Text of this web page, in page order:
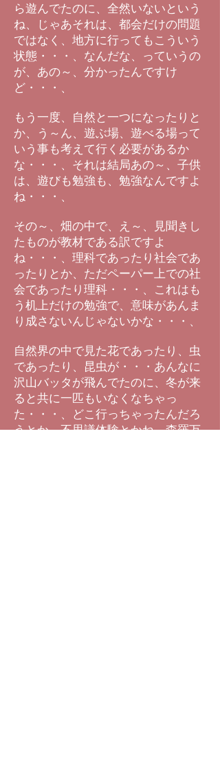
ら遊んでたのに、全然いないという
ね、じゃあそれは、都会だけの問題
ではなく、地方に行ってもこういう
状態・・・、なんだな、っていうの
が、あの～、分かったんですけ
ど・・・、
もう一度、自然と一つになったりと
か、う～ん、遊ぶ場、遊べる場って
いう事も考えて行く必要があるか
な・・・、それは結局あの～、子供
は、遊びも勉強も、勉強なんですよ
ね・・・、
その～、畑の中で、え～、見聞きし
たものが教材である訳ですよ
ね・・・、理科であったり社会であ
ったりとか、ただペーパー上での社
会であったり理科・・・、これはも
う机上だけの勉強で、意味があんま
り成さないんじゃないかな・・・、
自然界の中で見た花であったり、虫
であったり、昆虫が・・・あんなに
沢山バッタが飛んでたのに、冬が来
ると共に一匹もいなくなちゃっ
た・・・、どこ行っちゃったんだろ
うとか、不思議体験とかね、森羅万